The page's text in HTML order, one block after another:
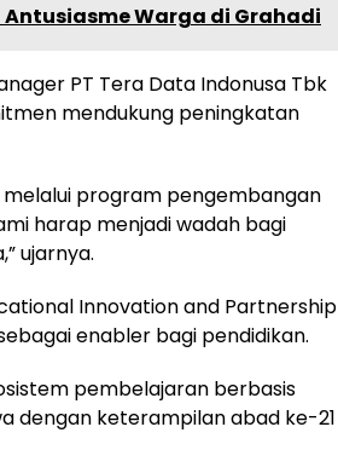
Antusiasme Warga di Grahadi
PT Tera Data Indonusa Tbk
mendukung peningkatan
program pengembangan
harap menjadi wadah bagi
ujarnya.
Innovation and Partnership
enabler bagi pendidikan.
pembelajaran berbasis
dengan keterampilan abad ke-21